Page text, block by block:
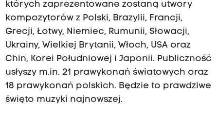
których zaprezentowane zostaną utwory
kompozytorów z Polski, Brazylii, Francji,
Grecji, Łotwy, Niemiec, Rumunii, Słowacji,
Ukrainy, Wielkiej Brytanii, Włoch, USA oraz
Chin, Korei Południowej i Japonii. Publiczność
usłyszy m.in. 21 prawykonań światowych oraz
18 prawykonań polskich. Będzie to prawdziwe
święto muzyki najnowszej.